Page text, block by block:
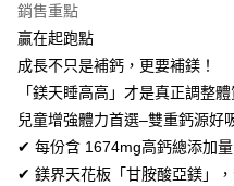
買賣價金債權讓與本公司後，依約
2.基於同意付款使用「大哥付你分
資料（包含姓名、電話或地址）提
由本公司與您本人進行分期帳單所
3.完整用戶服務條款，請詳閱以下
後付繳納相關費用。
※ 交易是否成功請以「AFTEE先享
是否繳費成功／繳費後需取消欲退
客戶支援中心」 https://
【注意事項】
１．透過由恩沛科技股份有限公司
易，需依本服務之必要範圍內提供
權轉讓予恩沛科技股份有限公司。
萊爾富取貨付款
每筆NT$80，滿NT$1,680(含以
每筆NT$80，滿NT$1,680(含以
7-11取貨付款
每筆NT$80，滿NT$1,680(含以
銷售重點
贏在起跑點
成長不只是補鈣，更要補鎂！
「鎂天睡高高」才是真正調整
兒童增強體力首選–雙重鈣源好
✔ 每份含 1674mg高鈣總添加量
✔ 鎂界天花板「甘胺酸亞鎂」